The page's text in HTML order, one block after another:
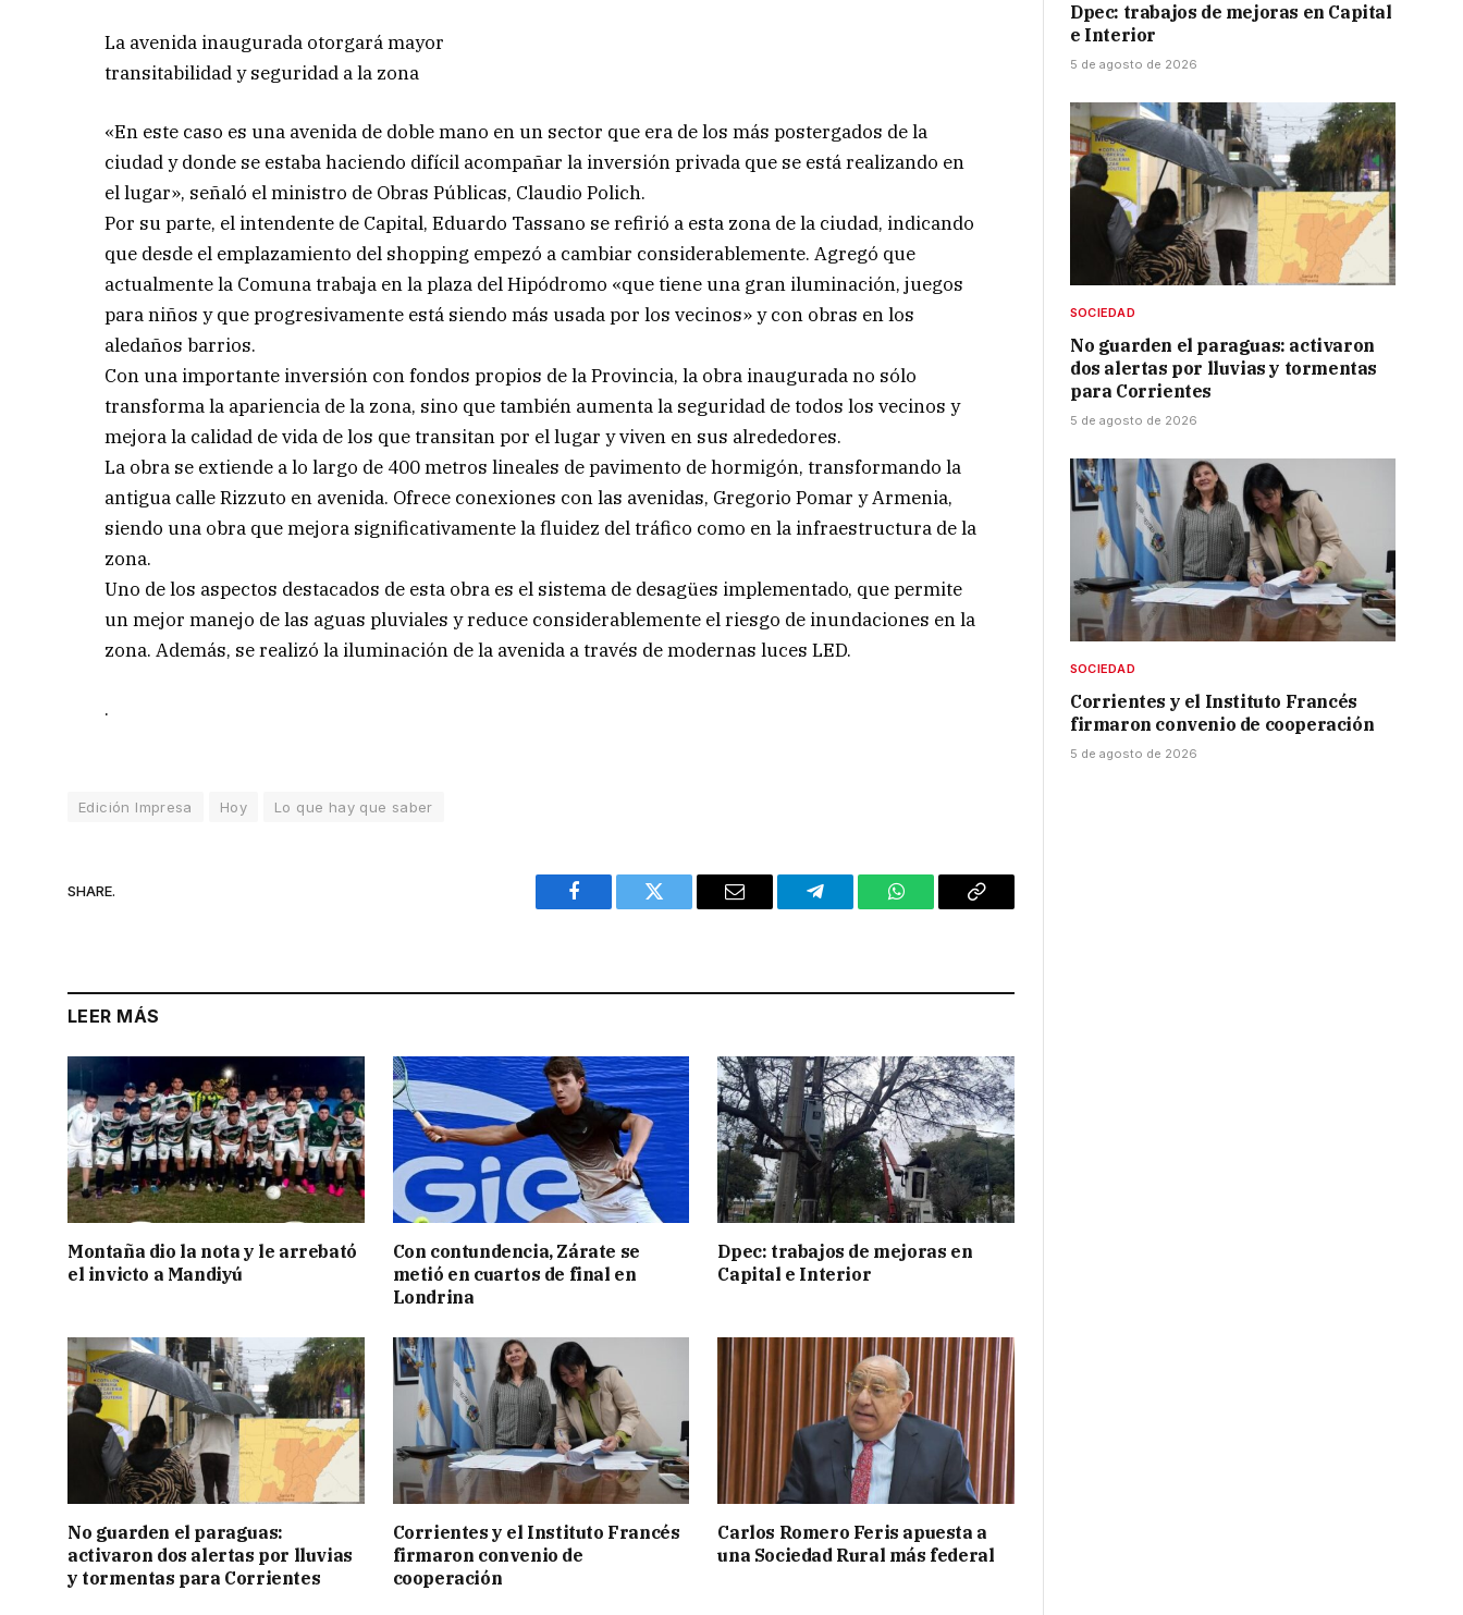
La avenida inaugurada otorgará mayor
transitabilidad y seguridad a la zona
«En este caso es una avenida de doble mano en un sector que era de los más postergados de la
ciudad y donde se estaba haciendo difícil acompañar la inversión privada que se está realizando en
el lugar», señaló el ministro de Obras Públicas, Claudio Polich.
Por su parte, el intendente de Capital, Eduardo Tassano se refirió a esta zona de la ciudad, indicando
que desde el emplazamiento del shopping empezó a cambiar considerablemente. Agregó que
actualmente la Comuna trabaja en la plaza del Hipódromo «que tiene una gran iluminación, juegos
para niños y que progresivamente está siendo más usada por los vecinos» y con obras en los
aledaños barrios.
Con una importante inversión con fondos propios de la Provincia, la obra inaugurada no sólo
transforma la apariencia de la zona, sino que también aumenta la seguridad de todos los vecinos y
mejora la calidad de vida de los que transitan por el lugar y viven en sus alrededores.
La obra se extiende a lo largo de 400 metros lineales de pavimento de hormigón, transformando la
antigua calle Rizzuto en avenida. Ofrece conexiones con las avenidas, Gregorio Pomar y Armenia,
siendo una obra que mejora significativamente la fluidez del tráfico como en la infraestructura de la
zona.
Uno de los aspectos destacados de esta obra es el sistema de desagües implementado, que permite
un mejor manejo de las aguas pluviales y reduce considerablemente el riesgo de inundaciones en la
zona. Además, se realizó la iluminación de la avenida a través de modernas luces LED.
.
Edición Impresa Hoy Lo que hay que saber
SHARE.
Facebook Twitter Email Telegram WhatsAppCopy
LEER MÁS
Montaña dio la nota y le arrebató
el invicto a Mandiyú
Con contundencia, Zárate se
metió en cuartos de final en
Londrina
Dpec: trabajos de mejoras en
Capital e Interior
No guarden el paraguas:
activaron dos alertas por lluvias
y tormentas para Corrientes
Corrientes y el Instituto Francés
firmaron convenio de
cooperación
Carlos Romero Feris apuesta a
una Sociedad Rural más federal
Dpec: trabajos de mejoras en Capital
e Interior
5 de agosto de 2026
SOCIEDAD
No guarden el paraguas: activaron
dos alertas por lluvias y tormentas
para Corrientes
5 de agosto de 2026
SOCIEDAD
Corrientes y el Instituto Francés
firmaron convenio de cooperación
5 de agosto de 2026